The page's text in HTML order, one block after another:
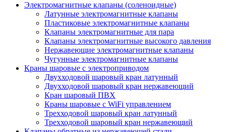
Электромагнитные клапаны (соленоидные)
Латунные электромагнитные клапаны
Пластиковые электромагнитные клапаны
Клапаны электромагнитные для пара
Клапаны электромагнитные высокого давления
Нержавеющие электромагнитные клапаны
Чугунные электромагнитные клапаны
Краны шаровые с электроприводом
Двухходовой шаровый кран латунный
Двухходовой шаровый кран нержавеющий
Кран шаровый ПВХ
Краны шаровые с WiFi управлением
Трехходовой шаровый кран латунный
Трехходовой шаровый кран нержавеющий